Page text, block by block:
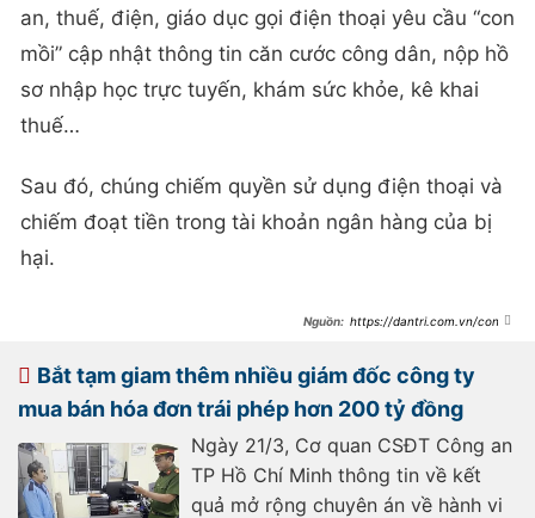
an, thuế, điện, giáo dục gọi điện thoại yêu cầu “con
mồi” cập nhật thông tin căn cước công dân, nộp hồ
sơ nhập học trực tuyến, khám sức khỏe, kê khai
thuế…
Sau đó, chúng chiếm quyền sử dụng điện thoại và
chiếm đoạt tiền trong tài khoản ngân hàng của bị
hại.
https://dantri.com.vn/cong-
20250324121012854.htm
Bắt tạm giam thêm nhiều giám đốc công ty
mua bán hóa đơn trái phép hơn 200 tỷ đồng
Ngày 21/3, Cơ quan CSĐT Công an
TP Hồ Chí Minh thông tin về kết
quả mở rộng chuyên án về hành vi